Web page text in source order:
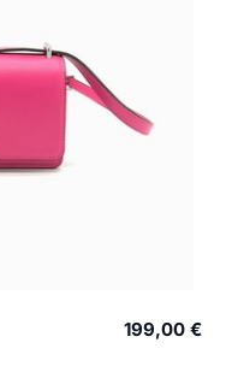
199,00 €